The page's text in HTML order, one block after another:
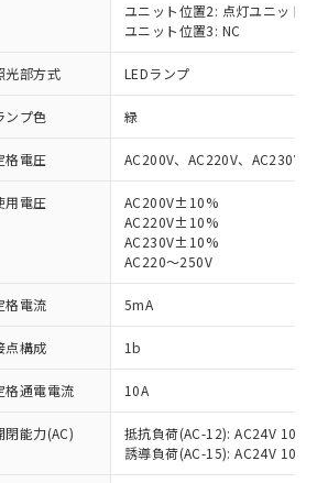
ユニット位置2: 点灯ユニット
ユニット位置3: NC
光部方式 LEDランプ
ンプ色 緑
格電圧 AC200V、AC220V、AC230V
用電圧
AC200V±10%
AC220V±10%
AC230V±10%
AC220～250V
格電流 5mA
点構成 1b
格通電電流 10A
閉能力(AC)
抵抗負荷(AC-12): AC24V 10A/
誘導負荷(AC-15): AC24V
件
お読みいただき、同意のうえ
：EU RoHS指令（10物質）の
した製品が提供可能な商品で
RoHS指令（10物質）の非含
製品に切り替える予定のある
：EU RoHS指令（10物質）の
応の商品で、対応品を出す予